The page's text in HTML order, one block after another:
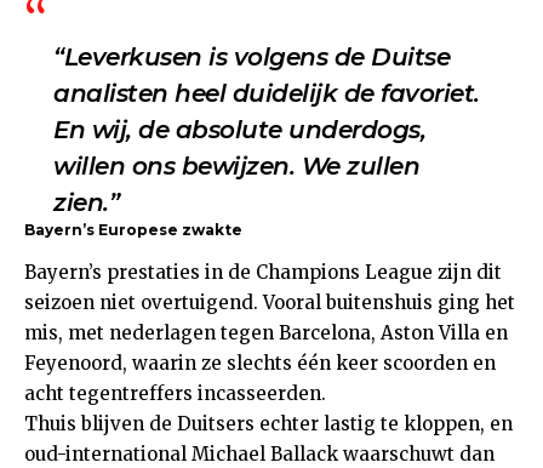
“Leverkusen is volgens de Duitse
analisten heel duidelijk de favoriet.
En wij, de absolute underdogs,
willen ons bewijzen. We zullen
zien.”
Bayern’s Europese zwakte
Bayern’s prestaties in de Champions League zijn dit
seizoen niet overtuigend. Vooral buitenshuis ging het
mis, met nederlagen tegen Barcelona, Aston Villa en
Feyenoord, waarin ze slechts één keer scoorden en
acht tegentreffers incasseerden.
Thuis blijven de Duitsers echter lastig te kloppen, en
oud-international Michael Ballack waarschuwt dan